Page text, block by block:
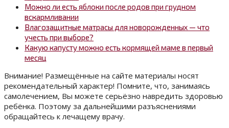
Можно ли есть яблоки после родов при грудном
вскармливании
Влагозащитные матрасы для новорожденных — что
учесть при выборе?
Какую капусту можно есть кормящей маме в первый
месяц
Внимание! Размещённые на сайте материалы носят
рекомендательный характер! Помните, что, занимаясь
самолечением, Вы можете серьёзно навредить здоровью
ребёнка. Поэтому за дальнейшими разъяснениями
обращайтесь к лечащему врачу.